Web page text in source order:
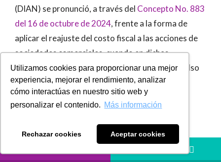
Utilizamos cookies para proporcionar una mejor
experiencia, mejorar el rendimiento, analizar
cómo interactúas en nuestro sitio web y
personalizar el contenido. Más información
Rechazar cookies Aceptar cookies
(DIAN) se pronunció, a través del Concepto No. 883
del 16 de octubre de 2024, frente a la forma de
aplicar el reajuste del costo fiscal a las acciones de
sociedades comerciales, cuando en dichas
sociedades se efectuaba un proceso de reembolso
de aportes a sus socios.
Duda sobre la vigencia del reajuste fiscal
Concretamente, la duda radica en si el reajuste
artículo 70 del Estatuto
, efectuado con anterioridad al